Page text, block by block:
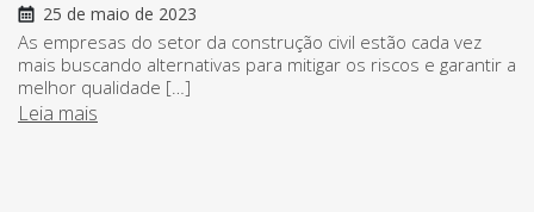
25 de maio de 2023
As empresas do setor da construção civil estão cada vez
mais buscando alternativas para mitigar os riscos e garantir a
melhor qualidade […]
Leia mais